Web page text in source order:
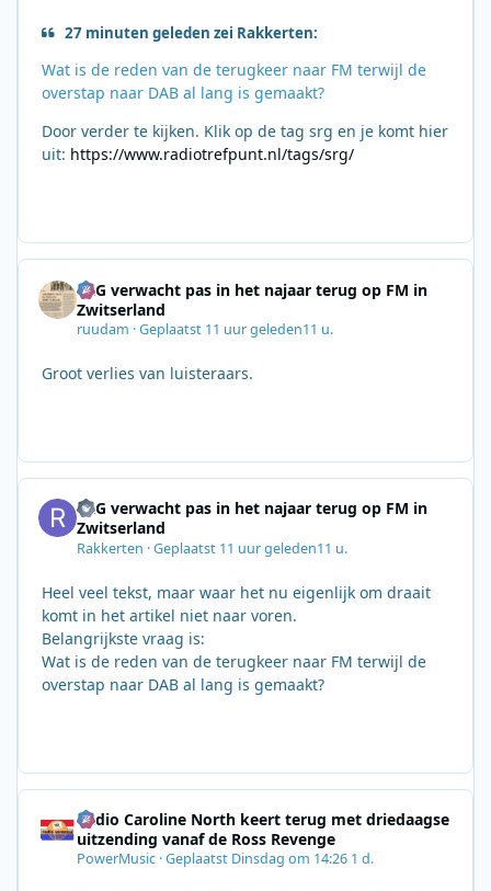
27 minuten geleden zei Rakkerten:
Wat is de reden van de terugkeer naar FM terwijl de
overstap naar DAB al lang is gemaakt?
Door verder te kijken. Klik op de tag srg en je komt hier
uit: https://www.radiotrefpunt.nl/tags/srg/
SRG verwacht pas in het najaar terug op FM in
Zwitserland
ruudam ·Geplaatst 11 uur geleden11 u.
Groot verlies van luisteraars.
SRG verwacht pas in het najaar terug op FM in
Zwitserland
Rakkerten ·Geplaatst 11 uur geleden11 u.
Heel veel tekst, maar waar het nu eigenlijk om draait
komt in het artikel niet naar voren.
Belangrijkste vraag is:
Wat is de reden van de terugkeer naar FM terwijl de
overstap naar DAB al lang is gemaakt?
Radio Caroline North keert terug met driedaagse
uitzending vanaf de Ross Revenge
PowerMusic ·Geplaatst Dinsdag om 14:26 1 d.